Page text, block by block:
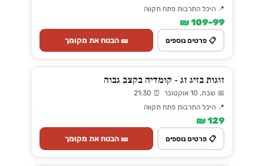
📍 היכל התרבות פתח תקווה
99–109 ₪
📋 פרטים נוספים 🎫 הבטח את מקומך
זוגות בזיג זג - קומדיה בקצב גבוה
📅 שבת, 10 אוקטובר ⏰ 21:30
📍 היכל התרבות פתח תקווה
129 ₪
📋 פרטים נוספים 🎫 הבטח את מקומך